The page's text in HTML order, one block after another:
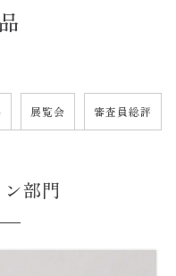
展覧会 審査員総評
部門